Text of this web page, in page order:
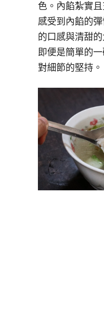
色。內餡紮實
感受到內餡的
的口感與清甜
即便是簡單的
對細節的堅持。